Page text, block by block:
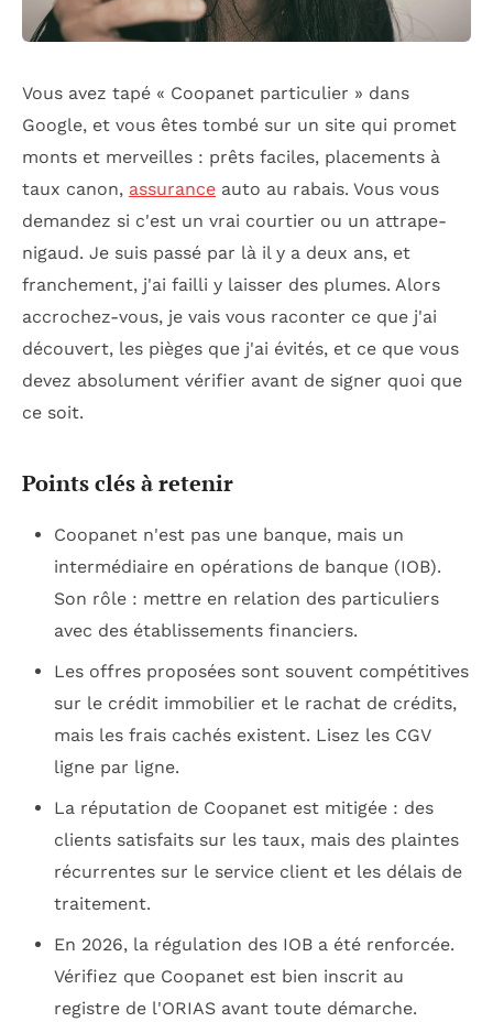
Vous avez tapé « Coopanet particulier » dans
Google, et vous êtes tombé sur un site qui promet
monts et merveilles : prêts faciles, placements à
taux canon, assurance auto au rabais. Vous vous
demandez si c'est un vrai courtier ou un attrape-
nigaud. Je suis passé par là il y a deux ans, et
franchement, j'ai failli y laisser des plumes. Alors
accrochez-vous, je vais vous raconter ce que j'ai
découvert, les pièges que j'ai évités, et ce que vous
devez absolument vérifier avant de signer quoi que
ce soit.
Points clés à retenir
Coopanet n'est pas une banque, mais un
intermédiaire en opérations de banque (IOB).
Son rôle : mettre en relation des particuliers
avec des établissements financiers.
Les offres proposées sont souvent compétitives
sur le crédit immobilier et le rachat de crédits,
mais les frais cachés existent. Lisez les CGV
ligne par ligne.
La réputation de Coopanet est mitigée : des
clients satisfaits sur les taux, mais des plaintes
récurrentes sur le service client et les délais de
traitement.
En 2026, la régulation des IOB a été renforcée.
Vérifiez que Coopanet est bien inscrit au
registre de l'ORIAS avant toute démarche.